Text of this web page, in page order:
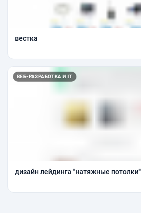
вестка
ВЕБ-РАЗРАБОТКА И IT
дизайн лейдинга "натяжные потолки"